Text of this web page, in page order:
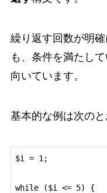
繰り返す回数が明
も、条件を満たし
向いています。
基本的な例は次のと
$i = 1;
while ($i <= 5) {